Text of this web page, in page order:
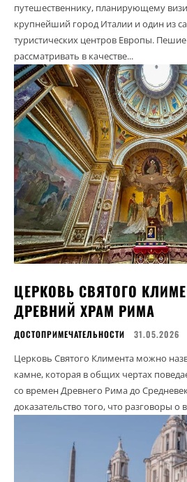
путешественнику, планирующему
крупнейший город Италии и один из
туристических центров Европы. Пешие прогулки здесь нельзя
рассматривать в качестве...
ЦЕРКОВЬ СВЯТОГО
ДРЕВНИЙ ХРАМ РИМА
ДОСТОПРИМЕЧАТЕЛЬНОСТИ 31.05.2026
Церковь Святого Климента можно
камне, которая в общих чертах
со времен Древнего Рима до
доказательство того, что разговоры